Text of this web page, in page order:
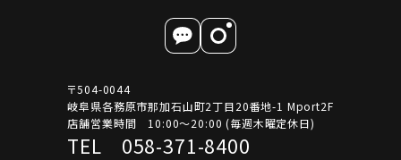
〒504-0044
岐阜県各務原市那加石山町2丁目20番地-1 Mport2F
店舗営業時間 10:00～20:00 (毎週木曜定休日)
TEL 058-371-8400